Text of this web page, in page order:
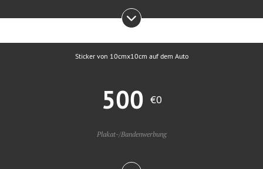
Sticker von 10cmx10cm auf dem Auto
500 €0
Plakat-/Bandenwerbung